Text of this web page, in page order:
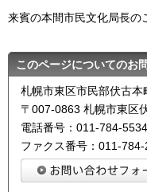
来賓の本間市民文化局長の
このページについてのお
札幌市東区市民部伏古
〒007-0863 札幌市東区
電話番号：011-784-5534
ファクス番号：011-